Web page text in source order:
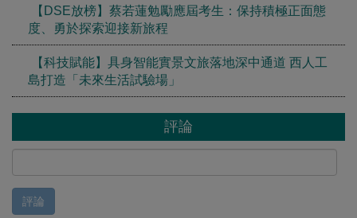
【DSE放榜】蔡若蓮勉勵應屆考生：保持積極正面態
度、勇於探索迎接新旅程
【科技賦能】具身智能實景文旅落地深中通道 西人工
島打造「未來生活試驗場」
評論
評論